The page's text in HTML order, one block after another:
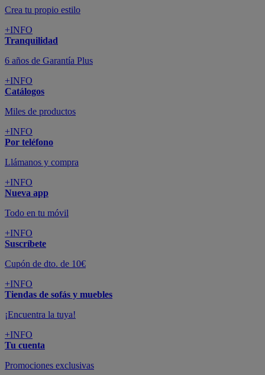
Crea tu propio estilo
+INFO
Tranquilidad
6 años de Garantía Plus
+INFO
Catálogos
Miles de productos
+INFO
Por teléfono
Llámanos y compra
+INFO
Nueva app
Todo en tu móvil
+INFO
Suscríbete
Cupón de dto. de 10€
+INFO
Tiendas de sofás y muebles
¡Encuentra la tuya!
+INFO
Tu cuenta
Promociones exclusivas